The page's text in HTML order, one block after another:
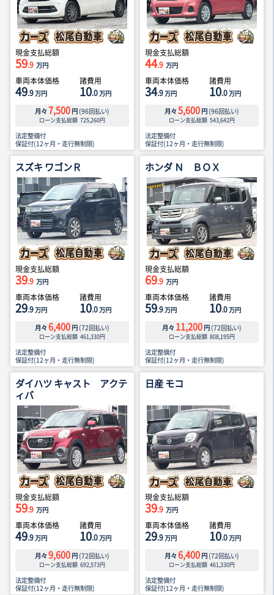
現金支払総額
59.9 万円
車両本体価格
49.9万円
諸費用
10.0万円
月々 7,500 円 (96回払い)
ローン支払総額 725,260円
法定整備付
保証付(12ヶ月・走行無制限)
現金支払総額
44.9 万円
車両本体価格
34.9万円
諸費用
10.0万円
月々 5,600 円 (96回払い)
ローン支払総額 543,642円
法定整備付
保証付(12ヶ月・走行無制限)
スズキ ワゴンＲ
現金支払総額
39.9 万円
車両本体価格
29.9万円
諸費用
10.0万円
月々 6,400 円 (72回払い)
ローン支払総額 461,330円
法定整備付
保証付(12ヶ月・走行無制限)
ホンダ Ｎ ＢＯＸ
現金支払総額
69.9 万円
車両本体価格
59.9万円
諸費用
10.0万円
月々 11,200 円 (72回払い)
ローン支払総額 808,195円
法定整備付
保証付(12ヶ月・走行無制限)
ダイハツ キャスト アクテ
ィバ
現金支払総額
59.9 万円
車両本体価格
49.9万円
諸費用
10.0万円
月々 9,600 円 (72回払い)
ローン支払総額 692,573円
法定整備付
保証付(12ヶ月・走行無制限)
日産 モコ
現金支払総額
39.9 万円
車両本体価格
29.9万円
諸費用
10.0万円
月々 6,400 円 (72回払い)
ローン支払総額 461,330円
法定整備付
保証付(12ヶ月・走行無制限)